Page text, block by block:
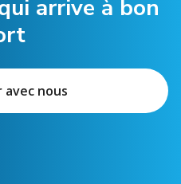
arrive à bon
avec nous